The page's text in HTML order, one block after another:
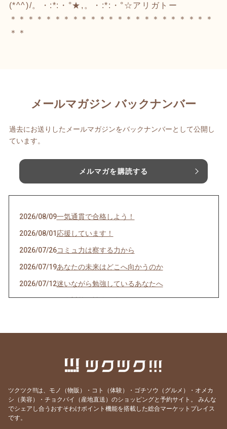
(*^^)/。・:*:・°★,。・:*:・°☆アリガトー
＊＊＊＊＊＊＊＊＊＊＊＊＊＊＊＊＊＊＊＊＊＊＊
＊＊
メールマガジン バックナンバー
過去にお送りしたメールマガジンをバックナンバーとして公開し
ています。
メルマガを購読する
2026/08/09一気通貫で合格しよう！
2026/08/01 応援しています！
2026/07/26コミュ力は察する力から
2026/07/19あなたの未来はどこへ向かうのか
2026/07/12迷いながら勉強しているあなたへ
2026/07/05２次対策の戦略を今！
2026/06/28正しい１次対策とは
「今しかない」を生きる
2026/05/31鍵は“想像力の衰え
2026/05/24
ツクツク!!!は、モノ（物販）・コト（体験）・ゴチソウ（グルメ）・オメカ
シ（美容）・チョクバイ（産地直送）のショッピングと予約サイト。
みんな
でシェアし合うおすそわけポイント機能を搭載した総合マーケットプレイス
です。